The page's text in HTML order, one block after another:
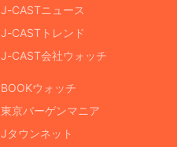
J-CASTニュース
J-CASTトレンド
J-CAST会社ウォッチ
BOOKウォッチ
東京バーゲンマニア
Jタウンネット